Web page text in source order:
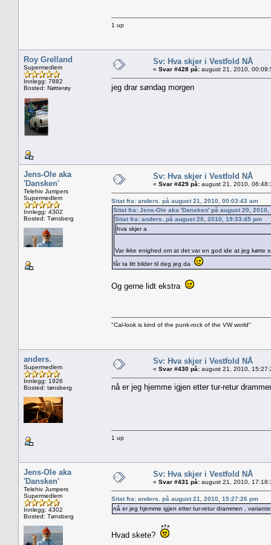
1 up
Roy Grelland
Supermedlem
Innlegg: 7882
Bosted: Nøtterøy
Sv: Hva skjer i Vestfold NÅ
« Svar #428 på: august 21, 2010,
jeg drar søndag morgen
Jens-Ole aka
'Dansken'
Telehiv Jumpers
Supermedlem
Innlegg: 4302
Bosted: Tønsberg
Sv: Hva skjer i Vestfold NÅ
« Svar #429 på: august 21, 2010,
Sitat fra: anders. på august 21, 2010, 00:03:43 am
Sitat fra: Jens-Ole aka 'Dansken' på august 20, 2010,
Sitat fra: anders. på august 20, 2010, 19:33:45 pm
hva skjer a
Var ikke enighed om at det var en god ide at jeg
får ta litt bilder til deg jeg da
Og gerne lidt ekstra
"Cal-look is kind of the punk-rock of the VW world"
anders.
Supermedlem
Innlegg: 1926
Bosted: tønsberg
Sv: Hva skjer i Vestfold NÅ
« Svar #430 på: august 21, 2010,
nå er jeg hjemme igjen etter tur-retur
1 up
Jens-Ole aka
'Dansken'
Telehiv Jumpers
Supermedlem
Innlegg: 4302
Bosted: Tønsberg
Sv: Hva skjer i Vestfold NÅ
« Svar #431 på: august 21, 2010,
Sitat fra: anders. på august 21, 2010, 15:27:26 pm
nå er jeg hjemme igjen etter tur-retur drammen ,
Hvad skete?